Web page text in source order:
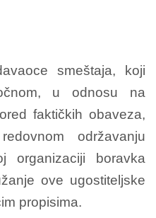
smeštaja, koji
u odnosu na
faktičkih obaveza,
održavanju
organizaciji boravka
ove ugostiteljske
propisima.